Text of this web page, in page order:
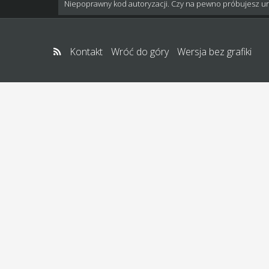
Niepoprawny kod autoryzacji. Czy na pewno próbujesz
Kontakt Wróć do góry Wersja bez grafiki